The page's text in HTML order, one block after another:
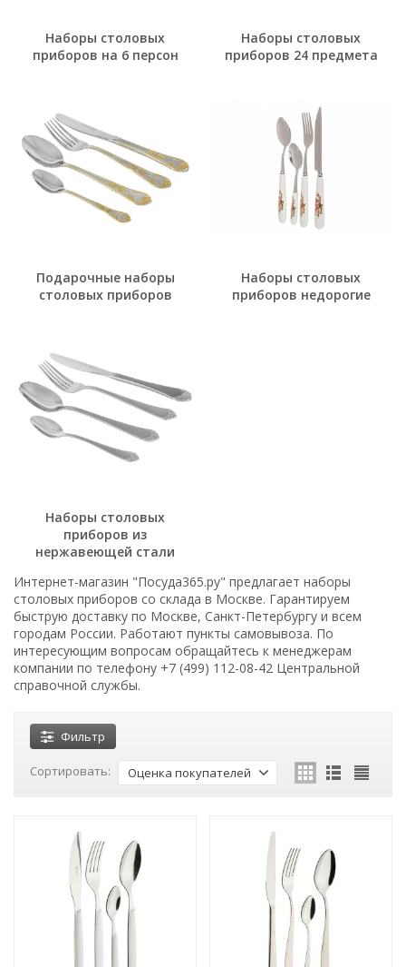
Наборы столовых
приборов на 6 персон
Наборы столовых
приборов 24 предмета
Подарочные наборы
столовых приборов
Наборы столовых
приборов недорогие
Наборы столовых
приборов из
нержавеющей стали
Интернет-магазин "Посуда365.ру" предлагает наборы
столовых приборов со склада в Москве. Гарантируем
быструю доставку по Москве, Санкт-Петербургу и всем
городам России. Работают пункты самовывоза. По
интересующим вопросам обращайтесь к менеджерам
компании по телефону +7 (499) 112-08-42 Центральной
справочной службы.
Фильтр
Сортировать: Оценка покупателей